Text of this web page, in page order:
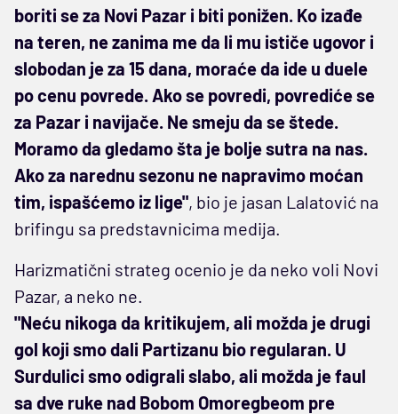
boriti se za Novi Pazar i biti ponižen. Ko izađe
na teren, ne zanima me da li mu ističe ugovor i
slobodan je za 15 dana, moraće da ide u duele
po cenu povrede. Ako se povredi, povrediće se
za Pazar i navijače. Ne smeju da se štede.
Moramo da gledamo šta je bolje sutra na nas.
Ako za narednu sezonu ne napravimo moćan
tim, ispašćemo iz lige", bio je jasan Lalatović na
brifingu sa predstavnicima medija.
Harizmatični strateg ocenio je da neko voli Novi
Pazar, a neko ne.
"Neću nikoga da kritikujem, ali možda je drugi
gol koji smo dali Partizanu bio regularan. U
Surdulici smo odigrali slabo, ali možda je faul
sa dve ruke nad Bobom Omoregbeom pre